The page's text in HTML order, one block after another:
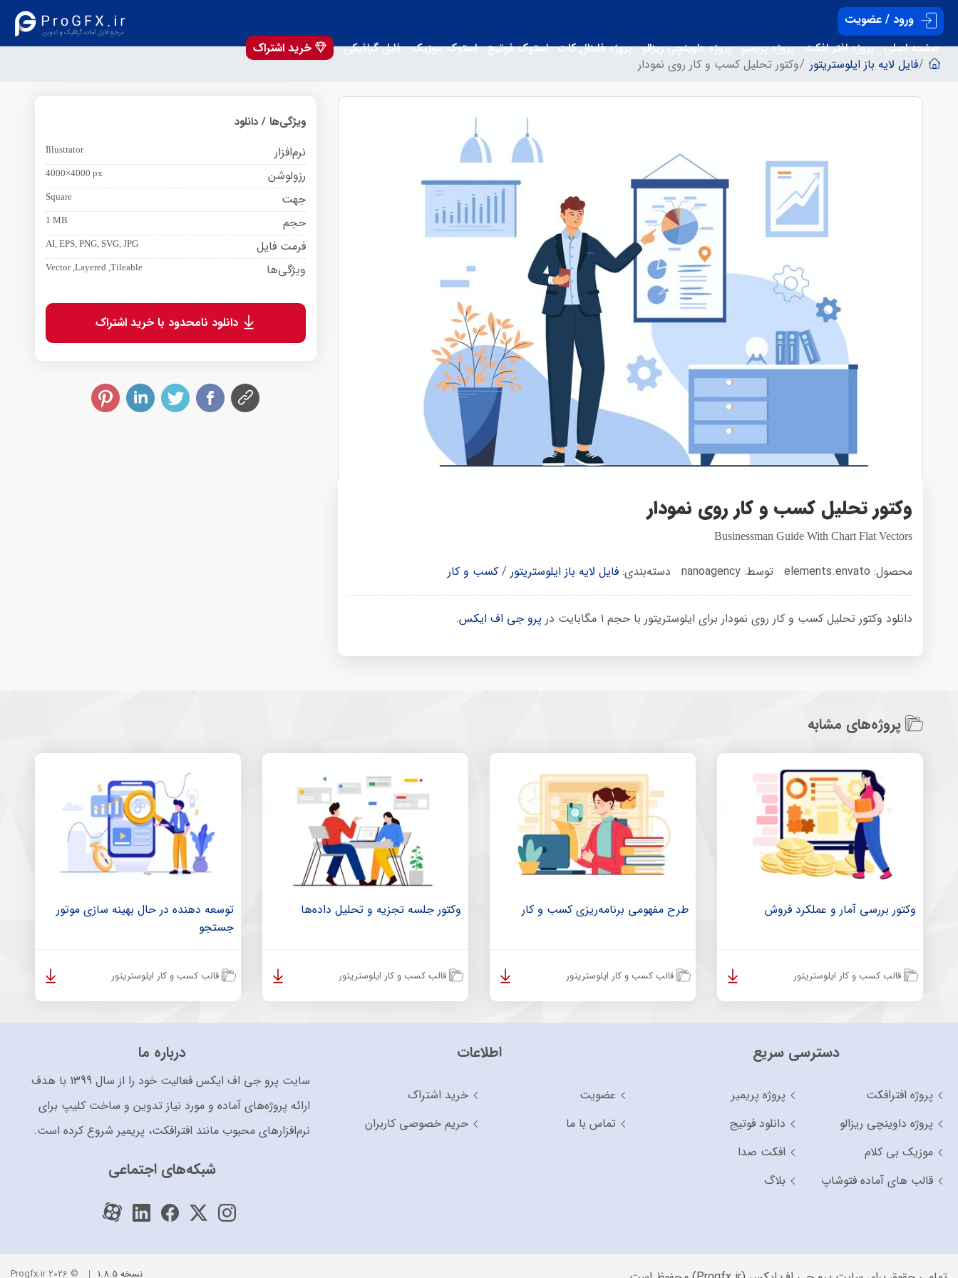
ورود / عضویت
صفحه اصلی پروژه افتر افکت پروژه پریمیر پروژه داوینچی ریزالو پروژه فاینال کات استوک فوتیج استوک موزیک فایل گرافیکی
خرید اشتراک
فایل لایه باز ایلوستریتور
وکتور تحلیل کسب و کار روی نمودار
وکتور تحلیل کسب و کار روی نمودار
Businessman Guide With Chart Flat Vectors
محصول: elements.envato توسط: nanoagency دسته‌بندی: فایل لایه باز ایلوستریتور/ کسب و کار
دانلود وکتور تحلیل کسب و کار روی نمودار برای ایلوستریتور با حجم 1 مگابایت در پرو جی اف ایکس.
ویژگی‌ها / دانلود
نرم‌افزار Illustrator
رزولوشن 4000×4000 px
جهت Square
حجم 1 MB
فرمت فایل AI, EPS, PNG, SVG, JPG
ویژگی‌ها Vector ,Layered ,Tileable
دانلود نامحدود با خرید اشتراک
پروژه‌های مشابه
وکتور بررسی آمار و عملکرد فروش
قالب کسب و کار ایلوستریتور
طرح مفهومی برنامه‌ریزی کسب و کار
قالب کسب و کار ایلوستریتور
وکتور جلسه تجزیه و تحلیل داده‌ها
قالب کسب و کار ایلوستریتور
توسعه دهنده در حال بهینه سازی موتور
جستجو
قالب کسب و کار ایلوستریتور
دسترسی سریع
پروژه افترافکت
پروژه پریمیر
پروژه داوینچی ریزالو
دانلود فوتیج
موزیک بی کلام
افکت صدا
قالب های آماده فتوشاپ
بلاگ
اطلاعات
عضویت
خرید اشتراک
تماس با ما
حریم خصوصی کاربران
درباره ما
سایت پرو جی اف ایکس فعالیت خود را از سال 1399 با هدف
ارائه پروژه‌های آماده و مورد نیاز تدوین و ساخت کلیپ برای
نرم‌افزارهای محبوب مانند افترافکت، پریمیر شروع کرده است.
شبکه‌های اجتماعی
نسخه 1.8.5 © 2026 Progfx.ir